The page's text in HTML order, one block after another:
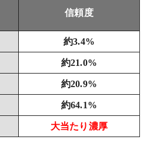
信頼度
約3.4%
約21.0%
約20.9%
約64.1%
大当たり濃厚